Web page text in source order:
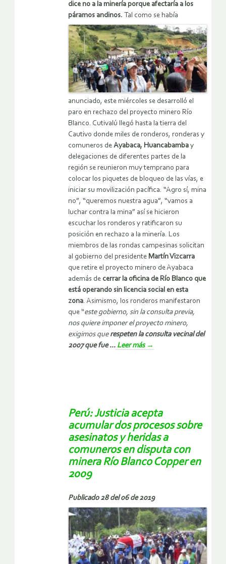
dice no a la minería porque afectaría a los
páramos andinos. Tal como se había
anunciado, este miércoles se desarrolló el
paro en rechazo del proyecto minero Río
Blanco. Cutivalú llegó hasta la tierra del
Cautivo donde miles de ronderos, ronderas y
comuneros de Ayabaca, Huancabamba y
delegaciones de diferentes partes de la
región se reunieron muy temprano para
colocar los piquetes de bloqueo de las vías, e
iniciar su movilización pacífica. “Agro sí, mina
no”, “queremos nuestra agua”, “vamos a
luchar contra la mina” así se hicieron
escuchar los ronderos y ratificaron su
posición en rechazo a la minería. Los
miembros de las rondas campesinas solicitan
al gobierno del presidente Martín Vizcarra
que retire el proyecto minero de Ayabaca
además de cerrar la oficina de Río Blanco que
está operando sin licencia social en esta
zona. Asimismo, los ronderos manifestaron
que “este gobierno, sin la consulta previa,
nos quiere imponer el proyecto minero,
exigimos que respeten la consulta vecinal del
2007 que fue ... Leer más →
Perú: Justicia acepta
acumular dos procesos sobre
asesinatos y heridas a
comuneros en disputa con
minera Río Blanco Copper en
2009
Publicado 28 del 06 de 2019